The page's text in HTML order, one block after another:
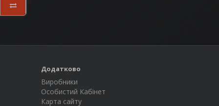
Додатково
Виробники
Особистий Кабінет
Карта сайту